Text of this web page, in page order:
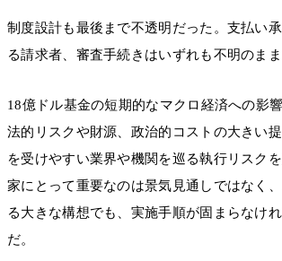
制度設計も最後まで不透明だった。支払い
る請求者、審査手続きはいずれも不明のまま
18億ドル基金の短期的なマクロ経済への影
法的リスクや財源、政治的コストの大きい
を受けやすい業界や機関を巡る執行リスク
家にとって重要なのは景気見通しではなく
る大きな構想でも、実施手順が固まらなけ
だ。